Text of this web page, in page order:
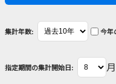
集計年数: 今年
指定期間の集計開始日: 月